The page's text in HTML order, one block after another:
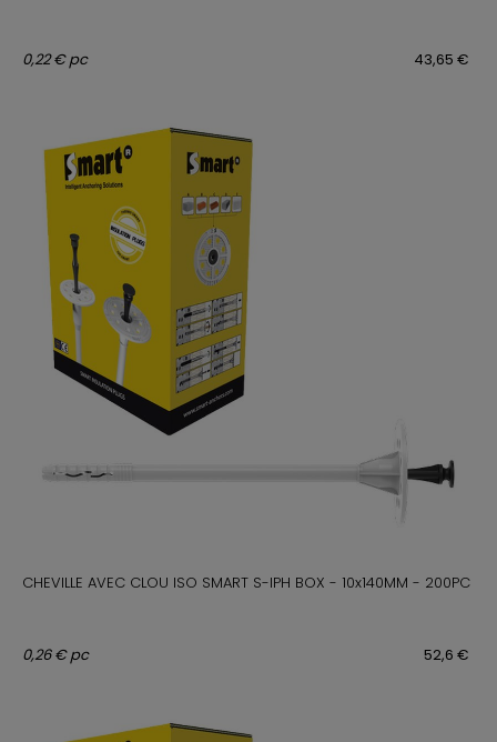
43,65 €
0,22 € pc
CHEVILLE AVEC CLOU ISO SMART S-IPH BOX - 10x140MM - 200PC
52,6 €
0,26 € pc